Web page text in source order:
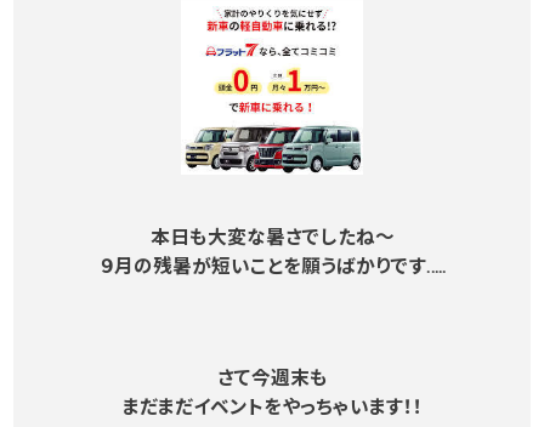
本日も大変な暑さでしたね～
９月の残暑が短いことを願うばかりです…..
さて今週末も
まだまだイベントをやっちゃいます！！